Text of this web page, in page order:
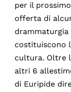
per il
offerta di
drammaturgia
costituiscono
cultura. Oltre
altri 6
di Euripide